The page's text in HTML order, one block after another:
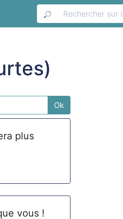
Ok
plus
vous !